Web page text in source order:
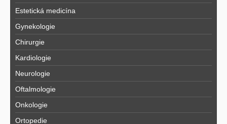
Estetická medicína
Gynekologie
Chirurgie
Kardiologie
Neurologie
Oftalmologie
Onkologie
Ortopedie